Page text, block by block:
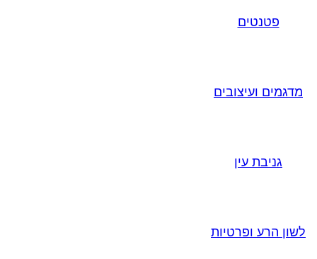
פטנטים
מדגמים ועיצובים
גניבת עין
לשון הרע ופרטיות